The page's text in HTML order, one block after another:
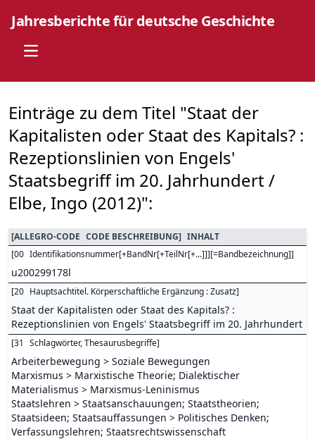
Jahresberichte für deutsche Geschichte
Open main menu
Einträge zu dem Titel "Staat der
Kapitalisten oder Staat des Kapitals? :
Rezeptionslinien von Engels'
Staatsbegriff im 20. Jahrhundert /
Elbe, Ingo (2012)":
[ALLEGRO-CODE CODE BESCHREIBUNG] INHALT
[00 Identifikationsnummer[+BandNr[+TeilNr[+...]]][=Bandbezeichnung]]
u200299178l
[20 Hauptsachtitel. Körperschaftliche Ergänzung : Zusatz]
Staat der Kapitalisten oder Staat des Kapitals? :
Rezeptionslinien von Engels' Staatsbegriff im 20. Jahrhundert
[31 Schlagwörter, Thesaurusbegriffe]
Arbeiterbewegung > Soziale Bewegungen
Marxismus > Marxistische Theorie; Dialektischer
Materialismus > Marxismus-Leninismus
Staatslehren > Staatsanschauungen; Staatstheorien;
Staatsideen; Staatsauffassungen > Politisches Denken;
Verfassungslehren; Staatsrechtswissenschaft